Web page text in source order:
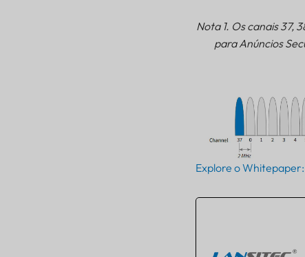
Nota 1. Os canais 37,
para Anúncios
Explore o